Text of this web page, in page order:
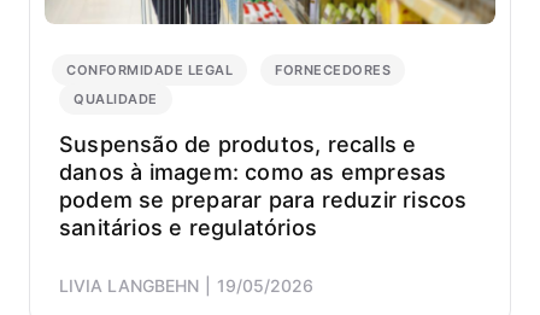
CONFORMIDADE LEGAL
FORNECEDORES
QUALIDADE
Suspensão de produtos, recalls e
danos à imagem: como as empresas
podem se preparar para reduzir riscos
sanitários e regulatórios
LIVIA LANGBEHN 19/05/2026